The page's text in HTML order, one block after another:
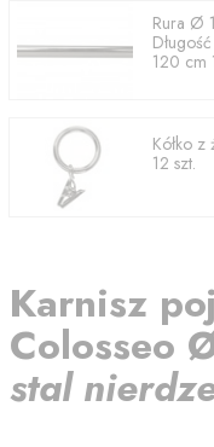
Rura Ø
Długość
120 cm
Kółko z
12 szt.
Karnisz
Colosseo
stal